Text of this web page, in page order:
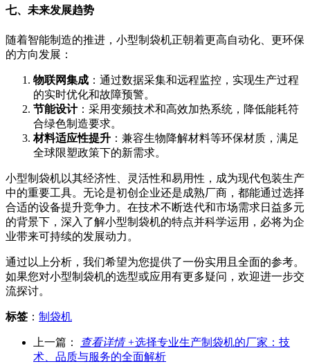
七、未来发展趋势
随着智能制造的推进，小型制袋机正朝着更高自动化、更环保
的方向发展：
物联网集成 ：通过数据采集和远程监控，实现生产过程
的实时优化和故障预警。
节能设计：采用变频技术和高效加热系统，降低能耗符
合绿色制造要求。
材料适应性提升 ：兼容生物降解材料等环保材质，满足
全球限塑政策下的新需求。
小型制袋机以其经济性、灵活性和易用性，成为现代包装生产
中的重要工具。无论是初创企业还是成熟厂商，都能通过选择
合适的设备提升竞争力。在技术不断迭代和市场需求日益多元
的背景下，深入了解小型制袋机的特点并科学运用，必将为企
业带来可持续的发展动力。
通过以上分析，我们希望为您提供了一份实用且全面的参考。
如果您对小型制袋机的选型或应用有更多疑问，欢迎进一步交
流探讨。
标签 ： 制袋机
上一篇： 查看详情 +选择专业生产制袋机的厂家：技
术、品质与服务的全面解析